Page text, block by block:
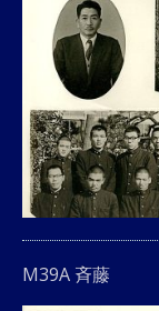
M39A 斉藤